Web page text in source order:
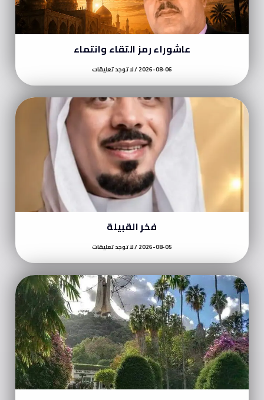
عاشوراء رمز التقاء وانتماء
2026-08-06 لا توجد تعليقات
فخر القبيلة
2026-08-05 لا توجد تعليقات